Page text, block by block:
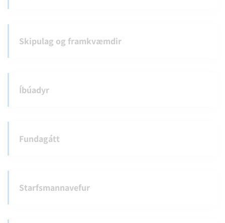
Skipulag og framkvæmdir
Íbúadyr
Fundagátt
Starfsmannavefur